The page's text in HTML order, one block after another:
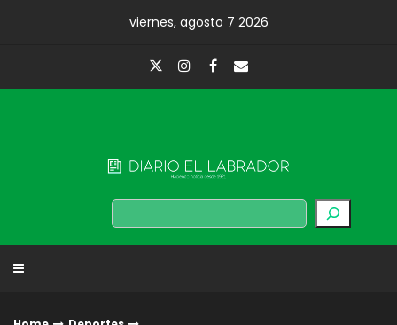
viernes, agosto 7 2026
Buscar